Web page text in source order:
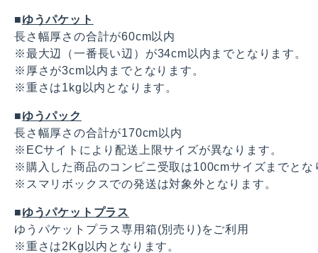
■ゆうパケット
長さ幅厚さの合計が60cm以内
※最大辺（一番長い辺）が34cm以内までとなります。
※厚さが3cm以内までとなります。
※重さは1kg以内となります。
■ゆうパック
長さ幅厚さの合計が170cm以内
※ECサイトにより配送上限サイズが異なります。
※購入した商品のコンビニ受取は100cmサイズまでとな
※スマリボックスでの発送は対象外となります。
■ゆうパケットプラス
ゆうパケットプラス専用箱(別売り)をご利用
※重さは2Kg以内となります。